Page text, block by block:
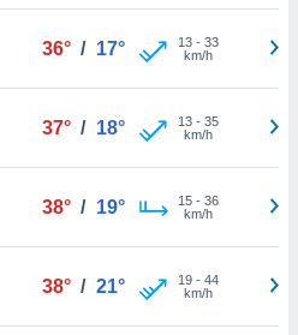
36° / 17° 13- 33
km/h
37° / 18° 13- 35
km/h
38° / 19° 15- 36
km/h
38° / 21° 19- 44
km/h